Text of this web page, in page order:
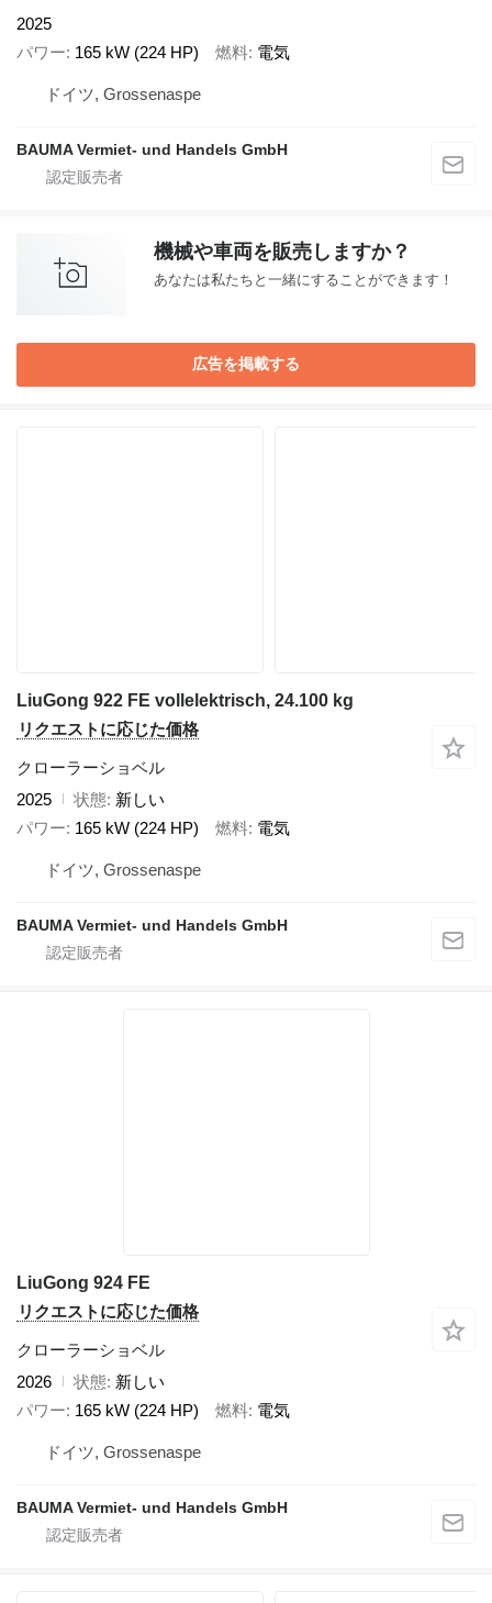
2025
パワー 165 kW (224 HP) 燃料 電気
ドイツ, Grossenaspe
BAUMA Vermiet- und Handels GmbH
機械や車両を販売しますか？
あなたは私たちと一緒にすることができます！
広告を掲載する
LiuGong 922 FE vollelektrisch, 24.100 kg
リクエストに応じた価格
クローラーショベル
2025
状態 新しい
パワー 165 kW (224 HP) 燃料 電気
ドイツ, Grossenaspe
BAUMA Vermiet- und Handels GmbH
LiuGong 924 FE
リクエストに応じた価格
クローラーショベル
2026
状態 新しい
パワー 165 kW (224 HP) 燃料 電気
ドイツ, Grossenaspe
BAUMA Vermiet- und Handels GmbH